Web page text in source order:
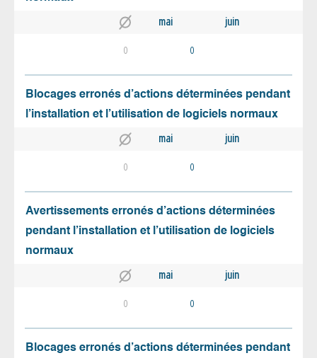
mai juin
0 0
Blocages erronés d’actions déterminées pendant
l’installation et l’utilisation de logiciels normaux
mai juin
0 0
Avertissements erronés d’actions déterminées
pendant l’installation et l’utilisation de logiciels
normaux
mai juin
0 0
Blocages erronés d’actions déterminées pendant